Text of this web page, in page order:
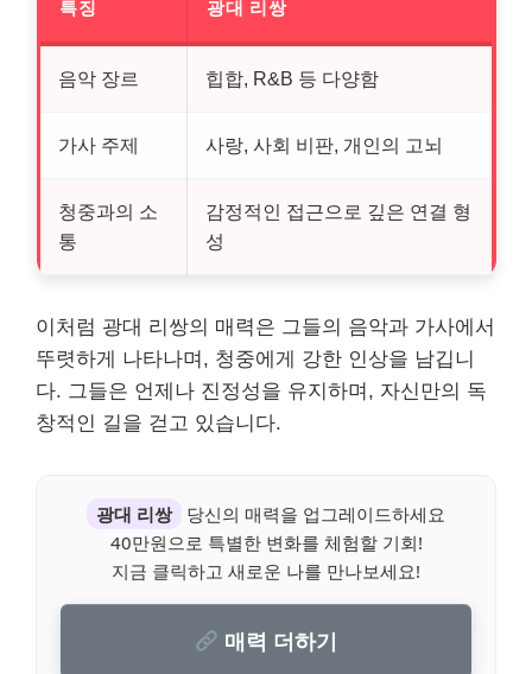
특징 광대 리쌍
음악 장르 힙합, R&B 등 다양함
가사 주제 사랑, 사회 비판, 개인의 고뇌
청중과의 소
통
감정적인 접근으로 깊은 연결 형
성
이처럼 광대 리쌍의 매력은 그들의 음악과 가사에서
뚜렷하게 나타나며, 청중에게 강한 인상을 남깁니
다. 그들은 언제나 진정성을 유지하며, 자신만의 독
창적인 길을 걷고 있습니다.
광대 리쌍
당신의 매력을 업그레이드하세요
40만원으로 특별한 변화를 체험할 기회!
지금 클릭하고 새로운 나를 만나보세요!
매력 더하기